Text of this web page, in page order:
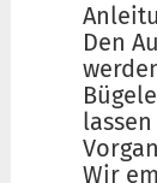
Den
Wir